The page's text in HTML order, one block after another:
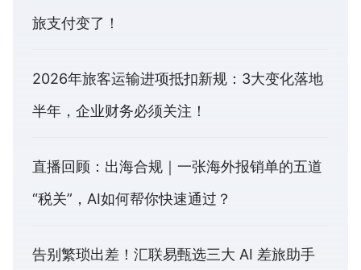
旅支付变了！
2026年旅客运输进项抵扣新规：3大变化落地
半年，企业财务必须关注！
直播回顾：出海合规｜一张海外报销单的五道
“税关”，AI如何帮你快速通过？
告别繁琐出差！汇联易甄选三大 AI 差旅助手